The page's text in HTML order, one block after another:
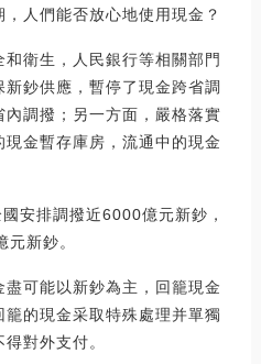
人們能否放心地使用現金？
衛生，人民銀行等相關部門
鈔供應，暫停了現金跨省調
調撥；另一方面，嚴格落實
金暫存庫房，流通中的現金
安排調撥近6000億元新鈔，
新鈔。
可能以新鈔為主，回籠現金
的現金采取特殊處理并單獨
對外支付。